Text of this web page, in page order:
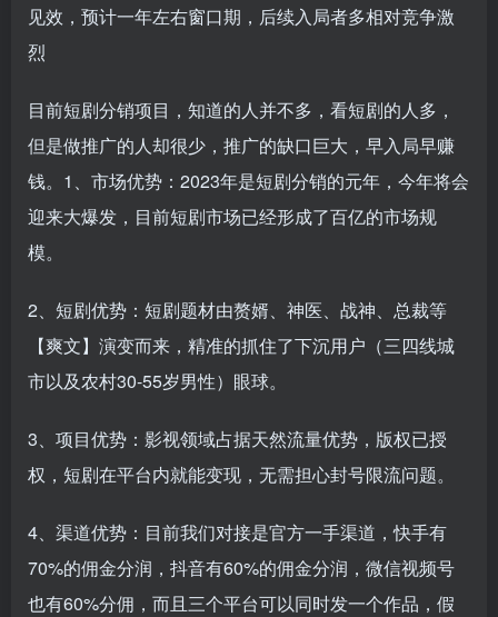
见效，预计一年左右窗口期，后续入局者多相对竞争激
烈
目前短剧分销项目，知道的人并不多，看短剧的人多，
但是做推广的人却很少，推广的缺口巨大，早入局早赚
钱。1、市场优势：2023年是短剧分销的元年，今年将会
迎来大爆发，目前短剧市场已经形成了百亿的市场规
模。
2、短剧优势：短剧题材由赘婿、神医、战神、总裁等
【爽文】演变而来，精准的抓住了下沉用户（三四线城
市以及农村30-55岁男性）眼球。
3、项目优势：影视领域占据天然流量优势，版权已授
权，短剧在平台内就能变现，无需担心封号限流问题。
4、渠道优势：目前我们对接是官方一手渠道，快手有
70%的佣金分润，抖音有60%的佣金分润，微信视频号
也有60%分佣，而且三个平台可以同时发一个作品，假